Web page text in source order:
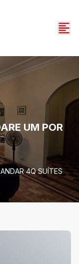
UM POR
4Q SUÍTES